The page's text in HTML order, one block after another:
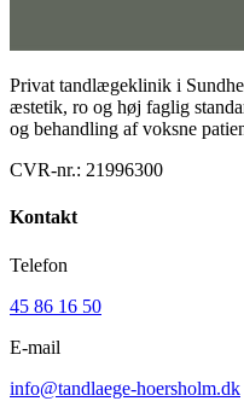
Privat tandlægeklinik i
æstetik, ro og høj faglig
og behandling af voksne
CVR-nr.: 21996300
Kontakt
Telefon
45 86 16 50
E-mail
info@tandlaege-hoersholm.dk